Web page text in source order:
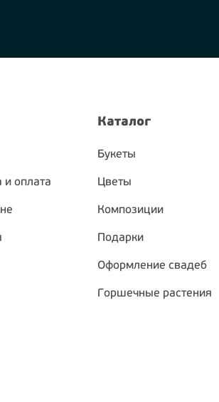
и оплата
Каталог
Букеты
Цветы
Композиции
Подарки
Оформление свадеб
Горшечные растения